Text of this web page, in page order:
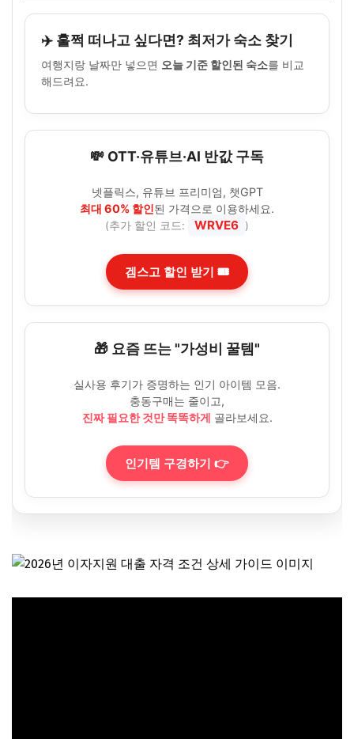
✈️ 훌쩍 떠나고 싶다면? 최저가 숙소 찾기
여행지랑 날짜만 넣으면 오늘 기준 할인된 숙소를 비교
해드려요.
💸 OTT·유튜브·AI 반값 구독
넷플릭스, 유튜브 프리미엄, 챗GPT
최대 60% 할인된 가격으로 이용하세요.
(추가 할인 코드: WRVE6 )
겜스고 할인 받기 🎟️
🎁 요즘 뜨는 "가성비 꿀템"
실사용 후기가 증명하는 인기 아이템 모음.
충동구매는 줄이고,
진짜 필요한 것만 똑똑하게 골라보세요.
인기템 구경하기 👉